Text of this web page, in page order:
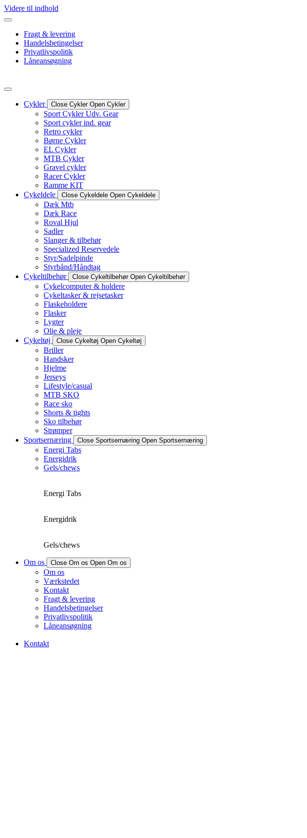
Videre til indhold
Fragt & levering
Handelsbetingelser
Privatlivspolitik
Låneansøgning
Cykler Close Cykler Open Cykler
Sport Cykler Udv. Gear
Sport cykler ind. gear
Retro cykler
Børne Cykler
EL Cykler
MTB Cykler
Gravel cykler
Racer Cykler
Ramme KIT
Cykeldele
Close Cykeldele Open Cykeldele
Dæk Mtb
Dæk Race
Roval Hjul
Sadler
Slanger & tilbehør
Specialized Reservedele
Styr/Sadelpinde
Styrbånd/Håndtag
Cykeltilbehør
Close Cykeltilbehør Open Cykeltilbehør
Cykelcomputer & holdere
Cykeltasker & rejsetasker
Flaskeholdere
Flasker
Lygter
Olie & pleje
Cykeltøj
Close Cykeltøj Open Cykeltøj
Briller
Handsker
Hjelme
Jerseys
Lifestyle/casual
MTB SKO
Race sko
Shorts & tights
Sko tilbehør
Strømper
Sportsernæring
Close Sportsernæring Open Sportsernæring
Energi Tabs
Energidrik
Gels/chews
Energi Tabs
Energidrik
Gels/chews
Om os Close Om os Open Om os
Om os
Værkstedet
Kontakt
Fragt & levering
Handelsbetingelser
Privatlivspolitik
Låneansøgning
Kontakt